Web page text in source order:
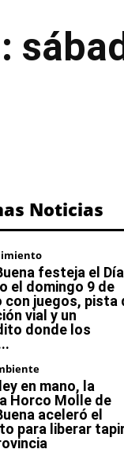
Noticias
festeja el Día
el domingo 9 de
con juegos, pista
vial y un
donde los
en mano, la
Horco Molle de
aceleró el
para liberar